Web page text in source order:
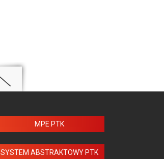
MPE PTK
SYSTEM ABSTRAKTOWY PTK